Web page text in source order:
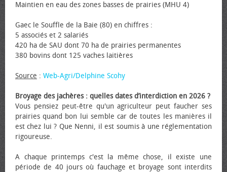
Maintien en eau des zones basses de prairies (MHU 4)
Gaec le Souffle de la Baie (80) en chiffres :
5 associés et 2 salariés
420 ha de SAU dont 70 ha de prairies permanentes
380 bovins dont 125 vaches laitières
Source : Web-Agri/Delphine Scohy
Broyage des jachères : quelles dates d’interdiction en 2026 ?
Vous pensiez peut-être qu'un agriculteur peut faucher ses
prairies quand bon lui semble car de toutes les manières il
est chez lui ? Que Nenni, il est soumis à une réglementation
rigoureuse.
A chaque printemps c'est la même chose, il existe une
période de 40 jours où fauchage et broyage sont interdits